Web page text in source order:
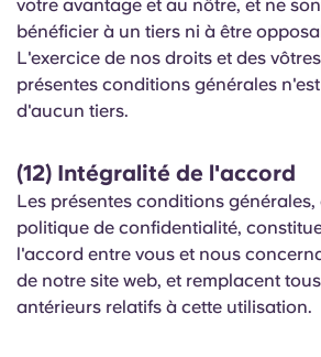
votre avantage et au nôtre, et ne
bénéficier à un tiers ni à être
L'exercice de nos droits et des
présentes conditions générales
d'aucun tiers.
(12) Intégralité de l'accord
Les présentes conditions
politique de confidentialité,
l'accord entre vous et nous
de notre site web, et remplacent
antérieurs relatifs à cette utilisation.